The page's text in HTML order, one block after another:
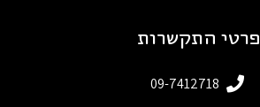
פרטי התקשרות
09-7412718